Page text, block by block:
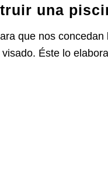
una
que nos
Éste lo